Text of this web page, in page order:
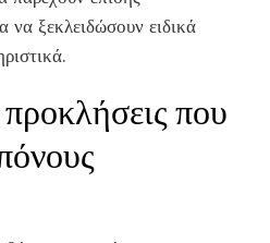
να ξεκλειδώσουν ειδικά
που